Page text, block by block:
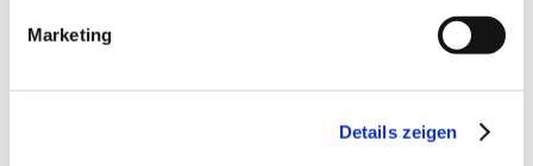
Marketing
Details zeigen
Individuelle Parametrierung von Feldern